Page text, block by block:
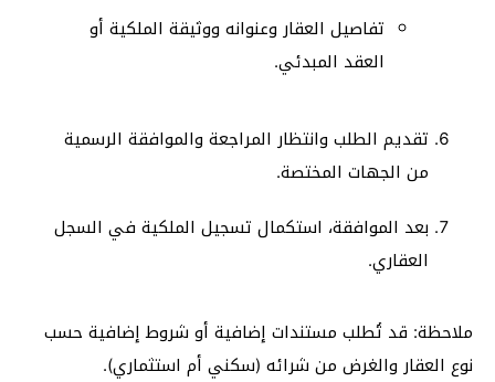
تفاصيل العقار وعنوانه ووثيقة الملكية أو
العقد المبدئي.
تقديم الطلب وانتظار المراجعة والموافقة الرسمية
من الجهات المختصة.
بعد الموافقة، استكمال تسجيل الملكية في السجل
العقاري.
ملاحظة: قد تُطلب مستندات إضافية أو شروط إضافية حسب
نوع العقار والغرض من شرائه (سكني أم استثماري).